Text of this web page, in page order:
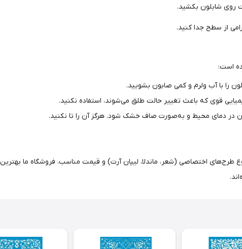
روی شابلون بکشید.
از سطح جدا کنید.
است:
را با آب ولرم و کمی صابون بشویید.
قوی که باعث تغییر حالت طلق می‌شوند، استفاده نکنید.
دمای محیط و به‌صورت صاف خشک شود. هرگز آن را تا نکنید.
طرح‌های اختصاصی (شعر، ماندلا، لیپان آرت) و قیمت مناسب، فروشگاه ما